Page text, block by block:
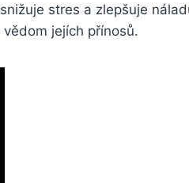
stres a zlepšuje
jejích přínosů.